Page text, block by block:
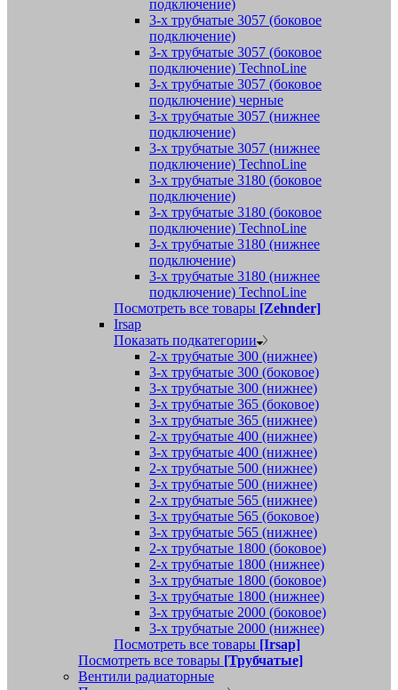
подключение)
3-х трубчатые 3057 (боковое
подключение)
3-х трубчатые 3057 (боковое
подключение) TechnoLine
3-х трубчатые 3057 (боковое
подключение) черные
3-х трубчатые 3057 (нижнее
подключение)
3-х трубчатые 3057 (нижнее
подключение) TechnoLine
3-х трубчатые 3180 (боковое
подключение)
3-х трубчатые 3180 (боковое
подключение) TechnoLine
3-х трубчатые 3180 (нижнее
подключение)
3-х трубчатые 3180 (нижнее
подключение) TechnoLine
Посмотреть все товары [Zehnder]
Irsap
Показать подкатегории
2-х трубчатые 300 (нижнее)
3-х трубчатые 300 (боковое)
3-х трубчатые 300 (нижнее)
3-х трубчатые 365 (боковое)
3-х трубчатые 365 (нижнее)
2-х трубчатые 400 (нижнее)
3-х трубчатые 400 (нижнее)
2-х трубчатые 500 (нижнее)
3-х трубчатые 500 (нижнее)
2-х трубчатые 565 (нижнее)
3-х трубчатые 565 (боковое)
3-х трубчатые 565 (нижнее)
2-х трубчатые 1800 (боковое)
2-х трубчатые 1800 (нижнее)
3-х трубчатые 1800 (боковое)
3-х трубчатые 1800 (нижнее)
3-х трубчатые 2000 (боковое)
3-х трубчатые 2000 (нижнее)
Посмотреть все товары [Irsap]
Посмотреть все товары [Трубчатые]
Вентили радиаторные